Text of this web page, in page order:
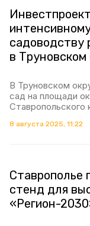
садоводству
в Труновском
В Труновском
сад на площади
Ставропольского
8 августа 2025, 11:22
Ставрополье
стенд для
«Регион-